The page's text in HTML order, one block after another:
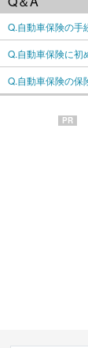
Q.自動車保険の手
Q.自動車保険に初
Q.自動車保険の保
PR